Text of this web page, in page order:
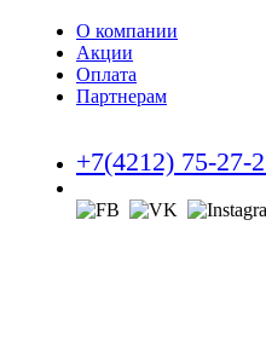
О компании
Акции
Оплата
Партнерам
+7(4212) 75-27-